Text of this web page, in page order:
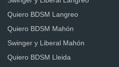
Quiero BDSM Langreo
Quiero BDSM Mahón
Swinger y Liberal Mahón
Quiero BDSM Lleida